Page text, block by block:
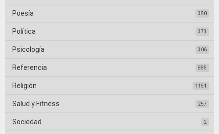
Poesía 380
Política 373
Psicología 306
Referencia 885
Religión 1151
Salud y Fitness 257
Sociedad 2